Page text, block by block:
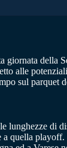
giornata della
alle
sul parquet
lunghezze di
quella